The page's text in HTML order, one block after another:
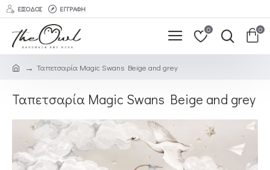
ΕΊΣΟΔΟΣ ΕΓΓΡΑΦΉ
0 0
Ταπετσαρία Magic Swans Beige and grey
Ταπετσαρία Magic Swans Beige and grey